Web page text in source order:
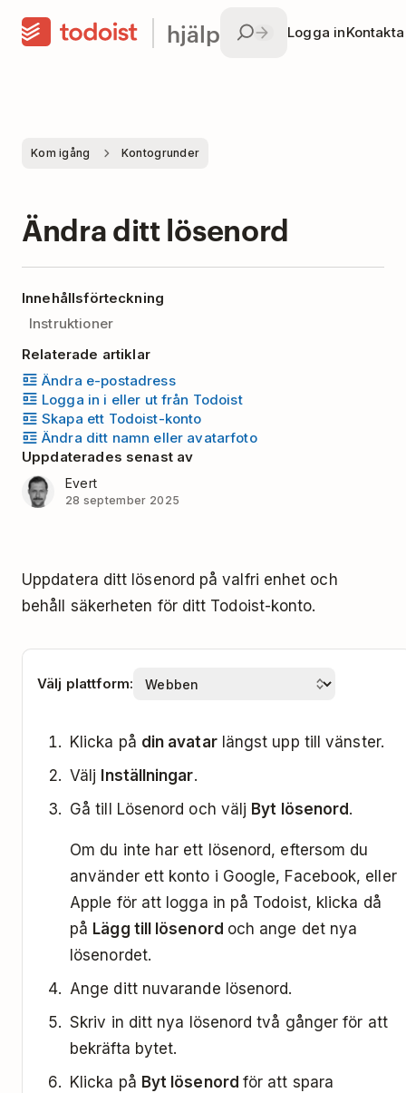
hjälp Logga in
Kom igång Kontogrunder
Ändra ditt lösenord
Innehållsförteckning
Instruktioner
Relaterade artiklar
Ändra e-postadress
Logga in i eller ut från Todoist
Skapa ett Todoist-konto
Ändra ditt namn eller avatarfoto
Uppdaterades senast av
Evert
28 september 2025
Uppdatera ditt lösenord på valfri enhet och
behåll säkerheten för ditt Todoist-konto.
Välj plattform:
Klicka på din avatarlängst upp till vänster.
Välj Inställningar.
Gå till Lösenord och välj Byt lösenord .
Om du inte har ett lösenord, eftersom du
använder ett konto i Google, Facebook, eller
Apple för att logga in på Todoist, klicka då
på Lägg till lösenord och ange det nya
lösenordet.
Ange ditt nuvarande lösenord.
Skriv in ditt nya lösenord två gånger för att
bekräfta bytet.
Klicka på Byt lösenord för att spara